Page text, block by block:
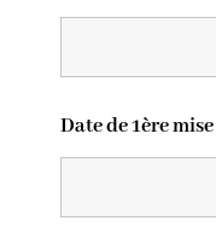
Date de 1ère